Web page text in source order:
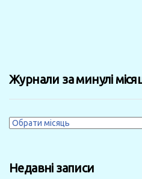
Журнали за минулі
Журнали
місяці
Недавні записи